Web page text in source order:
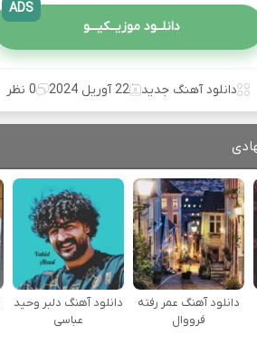
دانلــود موزیــکیـــو
ADS
دانلود آهنگ جدید 22 آوریل 2024 0 نظر
دانلود آهنگ عمر رفته
فرووال
دانلود آهنگ دلبر وحید
عباسی